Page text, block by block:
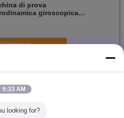
di prova
giroscopica
di vibrazione
5:33 AM
looking for?